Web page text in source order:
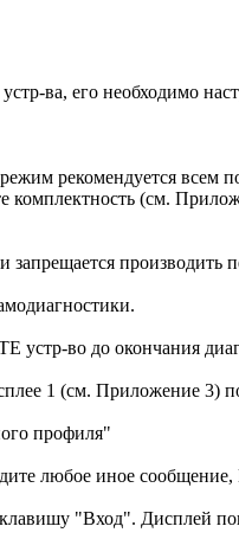
ва, его необходимо
рекомендуется всем
комплектность (см.
производить
во до окончания
1 (см. Приложение 3)
профиля"
любое иное сообщение,
"Вход". Дисплей